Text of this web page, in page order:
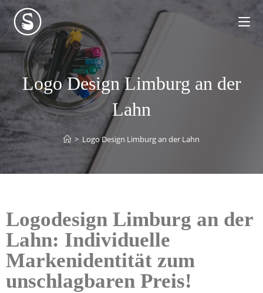
Logo Design Limburg an der
Lahn
> Logo Design Limburg an der Lahn
Logodesign Limburg an der
Lahn: Individuelle
Markenidentität zum
unschlagbaren Preis!